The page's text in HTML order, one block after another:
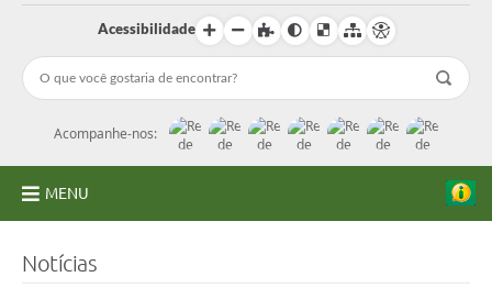
Acessibilidade
Acompanhe-nos:
MENU
Notícias